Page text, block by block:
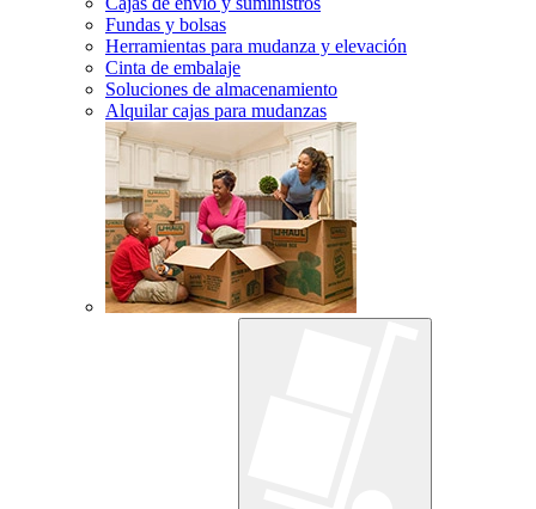
Fundas y bolsas
Herramientas para mudanza y elevación
Cinta de embalaje
Soluciones de almacenamiento
Alquilar cajas para mudanzas